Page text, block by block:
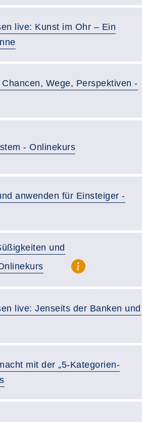
live: Kunst im Ohr – Ein
Wege, Perspektiven -
- Onlinekurs
anwenden für Einsteiger -
und
live: Jenseits der Banken und
mit der „5-Kategorien-